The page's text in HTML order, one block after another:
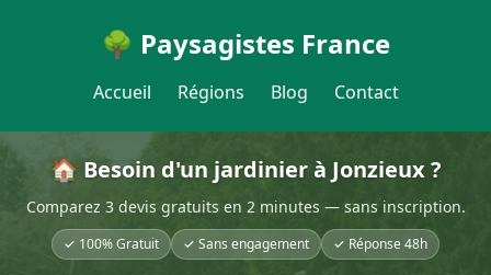
🌳 Paysagistes France
Accueil Régions Blog Contact
🏠 Besoin d'un jardinier à Jonzieux ?
Comparez 3 devis gratuits en 2 minutes — sans inscription.
✓ 100% Gratuit ✓ Sans engagement ✓ Réponse 48h